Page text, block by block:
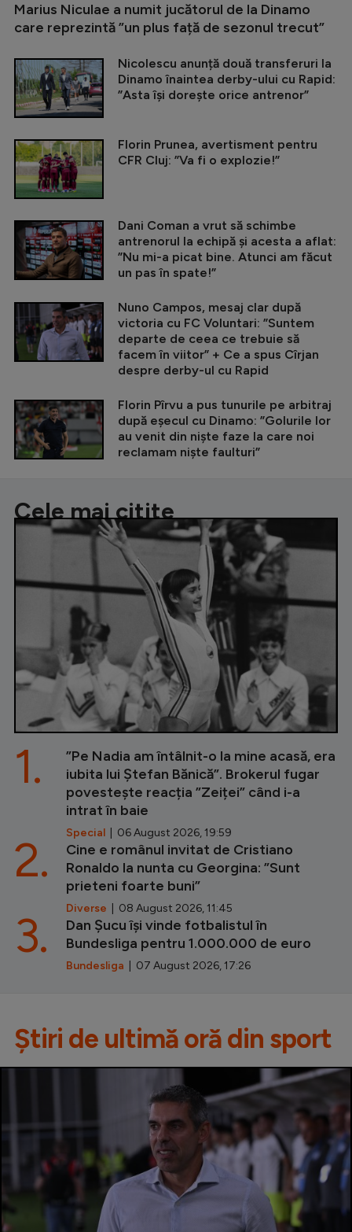
Marius Niculae a numit jucătorul de la Dinamo
care reprezintă ”un plus față de sezonul trecut”
Nicolescu anunță două transferuri la
Dinamo înaintea derby-ului cu Rapid:
”Asta își dorește orice antrenor”
Florin Prunea, avertisment pentru
CFR Cluj: ”Va fi o explozie!”
Dani Coman a vrut să schimbe
antrenorul la echipă și acesta a aflat:
”Nu mi-a picat bine. Atunci am făcut
un pas în spate!”
Nuno Campos, mesaj clar după
victoria cu FC Voluntari: ”Suntem
departe de ceea ce trebuie să
facem în viitor” + Ce a spus Cîrjan
despre derby-ul cu Rapid
Florin Pîrvu a pus tunurile pe arbitraj
după eșecul cu Dinamo: ”Golurile lor
au venit din niște faze la care noi
reclamam niște faulturi”
Cele mai citite
”Pe Nadia am întâlnit-o la mine acasă, era
iubita lui Ștefan Bănică”. Brokerul fugar
povestește reacția ”Zeiței” când i-a
intrat în baie
Special | 06 August 2026, 19:59
1.
Cine e românul invitat de Cristiano
Ronaldo la nunta cu Georgina: ”Sunt
prieteni foarte buni”
Diverse | 08 August 2026, 11:45
2.
Dan Șucu își vinde fotbalistul în
Bundesliga pentru 1.000.000 de euro
Bundesliga | 07 August 2026, 17:26
3.
Știri de ultimă oră din sport